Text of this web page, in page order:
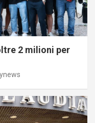
2 milioni per